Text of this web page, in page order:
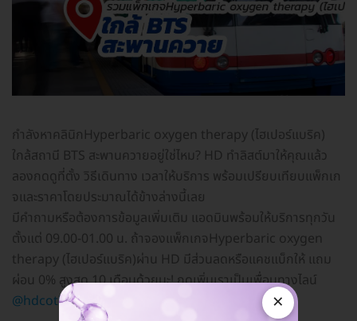
กำลังหาคลินิกHyperbaric oxygen therapy (ไฮเปอร์แบริค)
ใกล้สถานี BTS สะพานควายอยู่ใช่ไหม? HD ทำลิสต์มาให้คุณแล้ว
ลองกดดูที่ตั้ง วิธีเดินทาง เวลาให้บริการ พร้อมเปรียบเทียบแพ็กเก
จและราคาโดยประมาณได้ข้างล่างนี้เลย
มีคำถามหรือต้องการข้อมูลเพิ่มเติม แอดมินพร้อมให้บริการทุกวัน
ตั้งแต่ 09.00-01.00 น. ถ้าจองแพ็กเกจHyperbaric oxygen
therapy (ไฮเปอร์แบริค)ผ่าน HD มีส่วนลดหรือแคชแบ็กให้ แถม
ผ่อน 0% สูงสุด 10 เดือนด้วยนะ! กดเพิ่มเราเป็นเพื่อนทางไลน์
@hdcothได้เลย ×